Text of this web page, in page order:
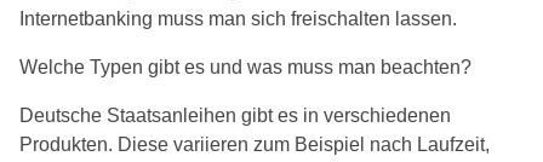
Internetbanking muss man sich freischalten lassen.
Welche Typen gibt es und was muss man beachten?
Deutsche Staatsanleihen gibt es in verschiedenen
Produkten. Diese variieren zum Beispiel nach Laufzeit,